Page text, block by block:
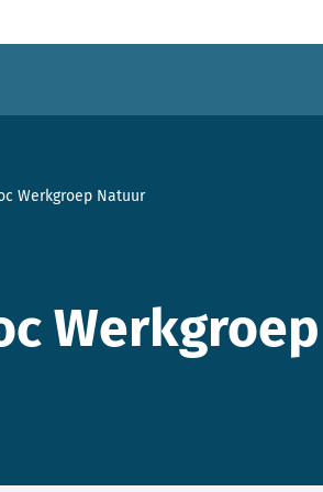
Werkgroep Natuur